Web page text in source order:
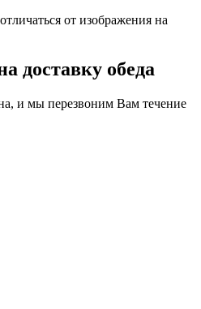
от изображения на
доставку обеда
и мы перезвоним Вам течение